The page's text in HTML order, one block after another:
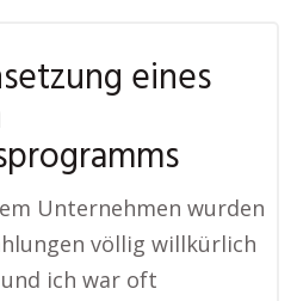
eines
Unternehmen wurden
völlig willkürlich
ich war oft